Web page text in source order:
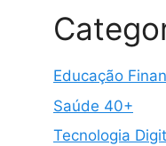
Educação
Saúde 40+
Tecnologia